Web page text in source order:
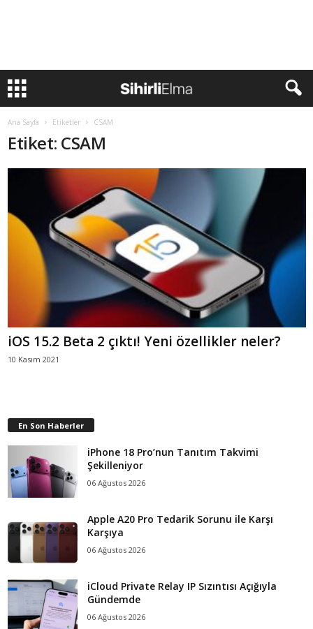
Ana Sayfa Etiketler CSAM
Etiket: CSAM
iOS 15.2 Beta 2 çıktı! Yeni özellikler neler?
10 Kasım 2021
En Son Haberler
iPhone 18 Pro’nun Tanıtım Takvimi
Şekilleniyor
06 Ağustos 2026
Apple A20 Pro Tedarik Sorunu ile Karşı
Karşıya
06 Ağustos 2026
iCloud Private Relay IP Sızıntısı Açığıyla
Gündemde
06 Ağustos 2026